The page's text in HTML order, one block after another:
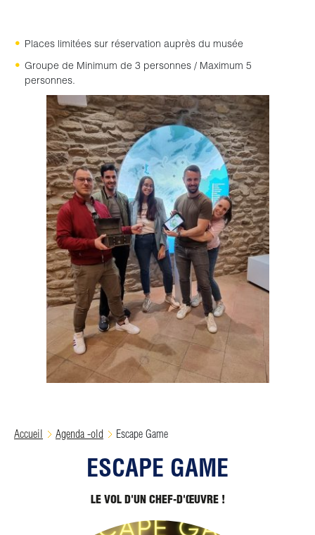
Places limitées sur réservation auprès du musée
Groupe de Minimum de 3 personnes / Maximum 5
personnes.
Accueil Agenda -old Escape Game
ESCAPE GAME
LE VOL D'UN CHEF-D'ŒUVRE !